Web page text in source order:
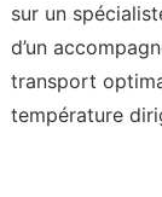
sur un
d’un
transport
température